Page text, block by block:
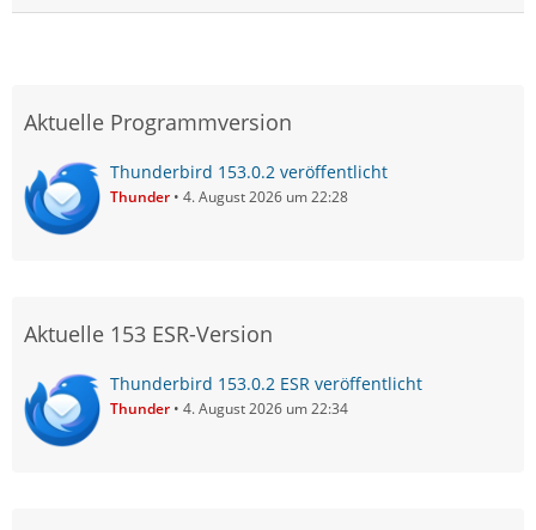
Aktuelle Programmversion
Thunderbird 153.0.2 veröffentlicht
Thunder 4. August 2026 um 22:28
Aktuelle 153 ESR-Version
Thunderbird 153.0.2 ESR veröffentlicht
Thunder 4. August 2026 um 22:34